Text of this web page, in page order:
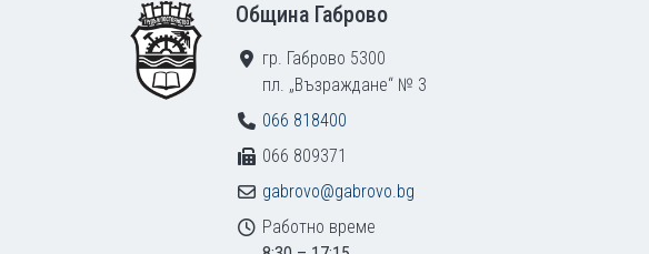
Община Габрово
гр. Габрово 5300
пл. „Възраждане“ № 3
066 818400
066 809371
gabrovo@gabrovo.bg
Работно време